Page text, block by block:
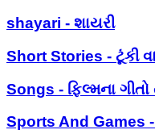
shayari - શાયરી
Short Stories - ટૂંકી
Songs - ફિલ્મના ગીતો
Sports And